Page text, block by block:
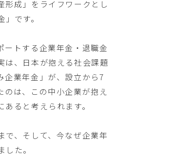
成」をライフワークとし
です。
トする企業年金・退職金
は、日本が抱える社会課題
企業年金」が、設立から7
は、この中小企業が抱え
ると考えられます。
、そして、今なぜ企業年
た。